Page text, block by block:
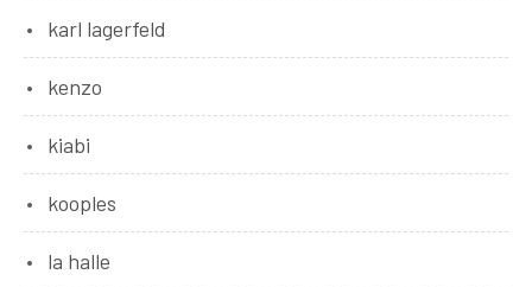
karl lagerfeld
kenzo
kiabi
kooples
la halle